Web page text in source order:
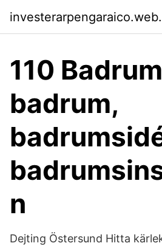
110
badrum,
n
Dejting Östersund Hitta